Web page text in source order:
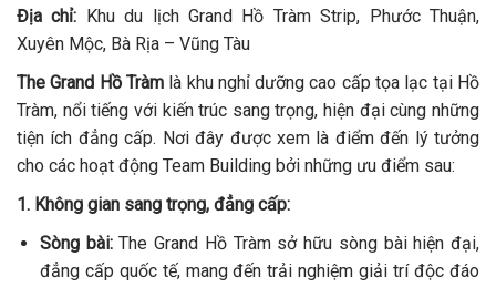
Địa chỉ: Khu du lịch Grand Hồ Tràm Strip, Phước Thuận,
Xuyên Mộc, Bà Rịa – Vũng Tàu
The Grand Hồ Tràmlà khu nghỉ dưỡng cao cấp tọa lạc tại Hồ
Tràm, nổi tiếng với kiến trúc sang trọng, hiện đại cùng những
tiện ích đẳng cấp. Nơi đây được xem là điểm đến lý tưởng
cho các hoạt động Team Building bởi những ưu điểm sau:
1. Không gian sang trọng, đẳng cấp:
Sòng bài:The Grand Hồ Tràm sở hữu sòng bài hiện đại,
đẳng cấp quốc tế, mang đến trải nghiệm giải trí độc đáo